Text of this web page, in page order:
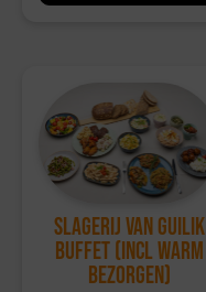
Slagerij van Guilik
Buffet (incl warm
bezorgen)